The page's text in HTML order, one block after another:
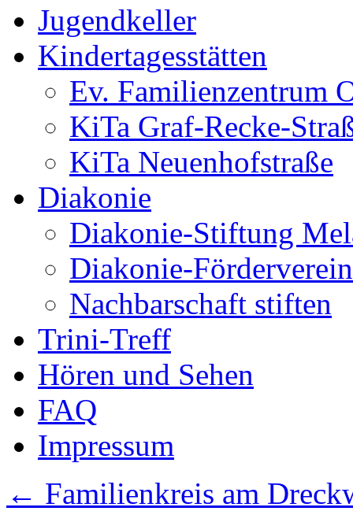
Jugendkeller
Kindertagesstätten
Ev. Familienzentrum
KiTa Graf-Recke-
KiTa Neuenhofstraße
Diakonie
Diakonie-Stiftung
Diakonie-
Nachbarschaft stiften
Trini-Treff
Hören und Sehen
FAQ
Impressum
← Familienkreis am